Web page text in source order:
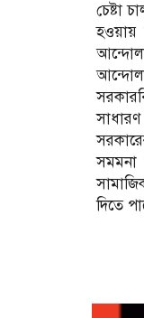
চেষ্টা
হওয়ায়
সমমনা
দিতে